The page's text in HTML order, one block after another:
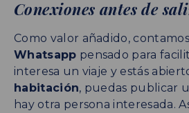
Conexiones antes de
Como valor añadido,
Whatsapp pensado para
interesa un viaje y estás
habitación, puedas publicar
hay otra persona interesada.